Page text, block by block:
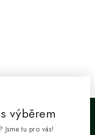
výběrem
Jsme tu pro vás!